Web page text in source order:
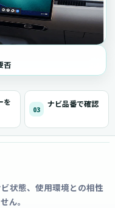
否
を
03
ナビ品番で確認
状態、使用環境との相性
ん。